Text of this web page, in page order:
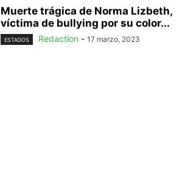
Muerte trágica de Norma Lizbeth,
víctima de bullying por su color...
ESTADOS Redaction - 17 marzo, 2023